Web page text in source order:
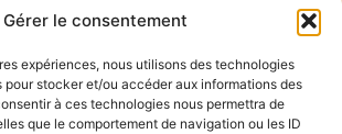
Gérer le consentement
expériences, nous utilisons des technologies
pour stocker et/ou accéder aux informations des
à ces technologies nous permettra de
que le comportement de navigation ou les ID
Photographe mariage Sainte Anastasie